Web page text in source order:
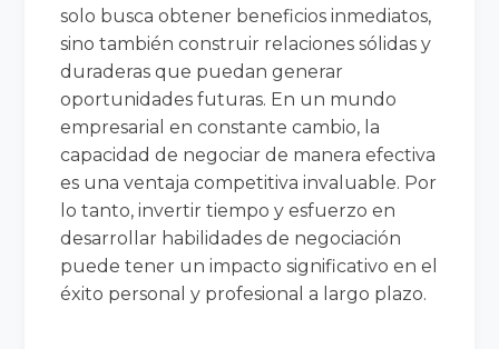
solo busca obtener beneficios inmediatos,
sino también construir relaciones sólidas y
duraderas que puedan generar
oportunidades futuras. En un mundo
empresarial en constante cambio, la
capacidad de negociar de manera efectiva
es una ventaja competitiva invaluable. Por
lo tanto, invertir tiempo y esfuerzo en
desarrollar habilidades de negociación
puede tener un impacto significativo en el
éxito personal y profesional a largo plazo.